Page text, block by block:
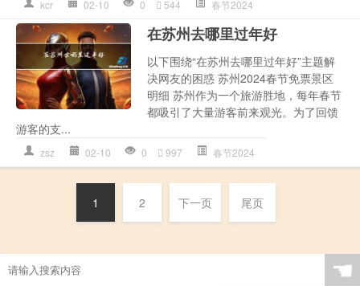
kcr 02-10 0 544 春节2024
在苏州去哪里过年好
以下围绕“在苏州去哪里过年好”主题解
决网友的困惑 苏州2024春节免票景区
明细 苏州作为一个旅游胜地，每年春节
都吸引了大量游客前来观光。为了回馈
游客的支...
zsz 02-10 0 997 春节2024
1 2 下一页 尾页
☚